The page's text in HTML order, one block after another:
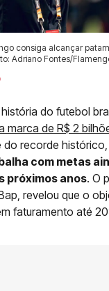
consiga alcançar
Adriano Fontes/
do futebol
marca de R$ 2
do recorde histórico,
com metas
próximos anos. O
revelou que o
faturamento até